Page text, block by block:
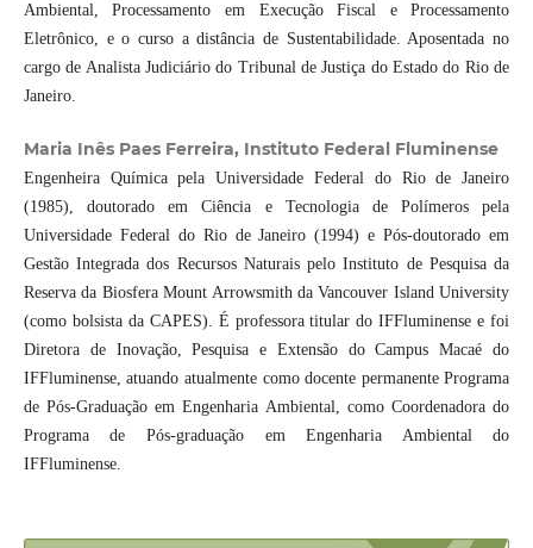
Ambiental, Processamento em Execução Fiscal e Processamento
Eletrônico, e o curso a distância de Sustentabilidade. Aposentada no
cargo de Analista Judiciário do Tribunal de Justiça do Estado do Rio de
Janeiro.
Maria Inês Paes Ferreira, Instituto Federal Fluminense
Engenheira Química pela Universidade Federal do Rio de Janeiro
(1985), doutorado em Ciência e Tecnologia de Polímeros pela
Universidade Federal do Rio de Janeiro (1994) e Pós-doutorado em
Gestão Integrada dos Recursos Naturais pelo Instituto de Pesquisa da
Reserva da Biosfera Mount Arrowsmith da Vancouver Island University
(como bolsista da CAPES). É professora titular do IFFluminense e foi
Diretora de Inovação, Pesquisa e Extensão do Campus Macaé do
IFFluminense, atuando atualmente como docente permanente Programa
de Pós-Graduação em Engenharia Ambiental, como Coordenadora do
Programa de Pós-graduação em Engenharia Ambiental do
IFFluminense.